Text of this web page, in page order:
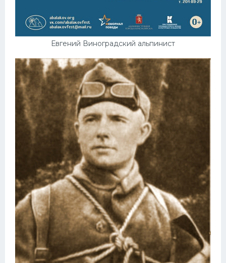
Евгений Виноградский альпинист